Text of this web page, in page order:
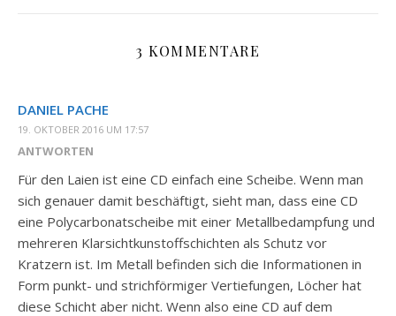
3 KOMMENTARE
DANIEL PACHE
19. OKTOBER 2016 UM 17:57
ANTWORTEN
Für den Laien ist eine CD einfach eine Scheibe. Wenn man
sich genauer damit beschäftigt, sieht man, dass eine CD
eine Polycarbonatscheibe mit einer Metallbedampfung und
mehreren Klarsichtkunstoffschichten als Schutz vor
Kratzern ist. Im Metall befinden sich die Informationen in
Form punkt- und strichförmiger Vertiefungen, Löcher hat
diese Schicht aber nicht. Wenn also eine CD auf dem